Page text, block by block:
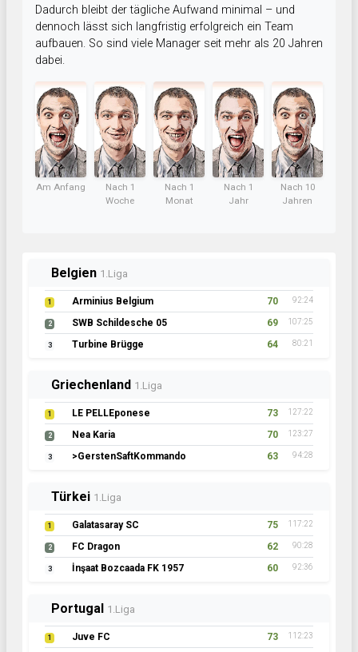
Dadurch bleibt der tägliche Aufwand minimal – und
dennoch lässt sich langfristig erfolgreich ein Team
aufbauen. So sind viele Manager seit mehr als 20 Jahren
dabei.
Am Anfang
Nach 1
Woche
Nach 1
Monat
Nach 1
Jahr
Nach 10
Jahren
Belgien 1.Liga
1 Arminius Belgium 70 92:24
2 SWB Schildesche 05 69 107:25
3 Turbine Brügge 64 80:21
Griechenland 1.Liga
1 LE PELLEponese 73 127:22
2 Nea Karia 70 123:27
3 >GerstenSaftKommando 63 94:28
Türkei 1.Liga
1 Galatasaray SC 75 117:22
2 FC Dragon 62 90:28
3 İnşaat Bozcaada FK 1957 60 92:36
Portugal 1.Liga
1 Juve FC 73 112:23